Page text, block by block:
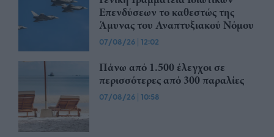
Επενδύσεων το καθεστώς της
Άμυνας του Αναπτυξιακού Νόμου
07/08/26 | 12:02
Πάνω από 1.500 έλεγχοι σε
περισσότερες από 300 παραλίες
07/08/26 | 10:58